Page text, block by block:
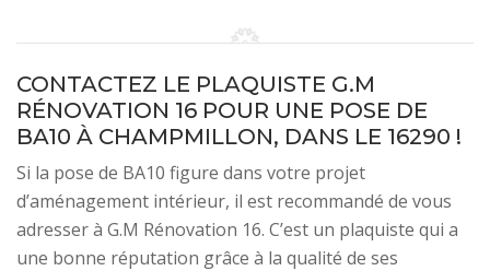
CONTACTEZ LE PLAQUISTE G.M
RÉNOVATION 16 POUR UNE POSE DE
BA10 À CHAMPMILLON, DANS LE 16290 !
Si la pose de BA10 figure dans votre projet
d’aménagement intérieur, il est recommandé de vous
adresser à G.M Rénovation 16. C’est un plaquiste qui a
une bonne réputation grâce à la qualité de ses